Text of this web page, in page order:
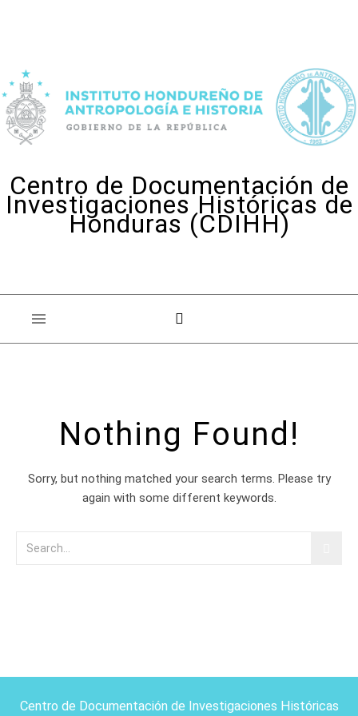
Centro de Documentación de
Investigaciones Históricas de
Honduras (CDIHH)
Nothing Found!
Sorry, but nothing matched your search terms. Please try
again with some different keywords.
Centro de Documentación de Investigaciones Históricas